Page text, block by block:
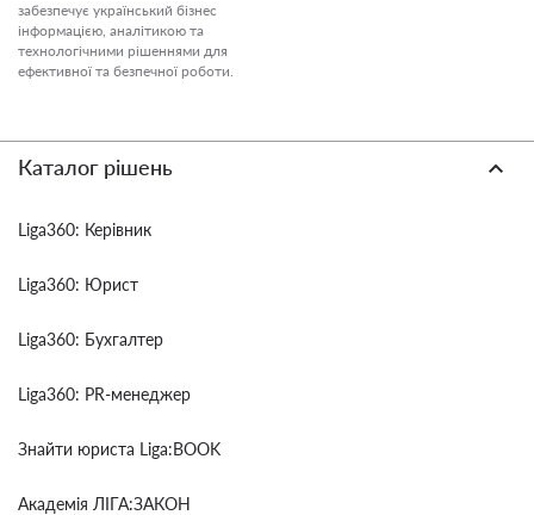
забезпечує український бізнес
інформацією, аналітикою та
технологічними рішеннями для
ефективної та безпечної роботи.
Каталог рішень
Liga360: Керівник
Liga360: Юрист
Liga360: Бухгалтер
Liga360: PR-менеджер
Знайти юриста Liga:BOOK
Академія ЛІГА:ЗАКОН